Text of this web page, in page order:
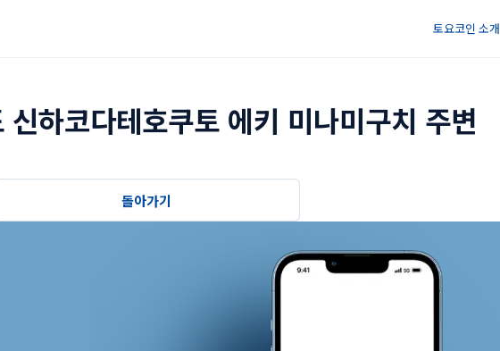
토요코인 소개
하코다테호쿠토 에키 미나미구치 주변
돌아가기